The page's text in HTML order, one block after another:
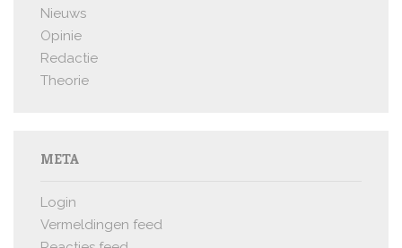
Nieuws
Opinie
Redactie
Theorie
META
Login
Vermeldingen feed